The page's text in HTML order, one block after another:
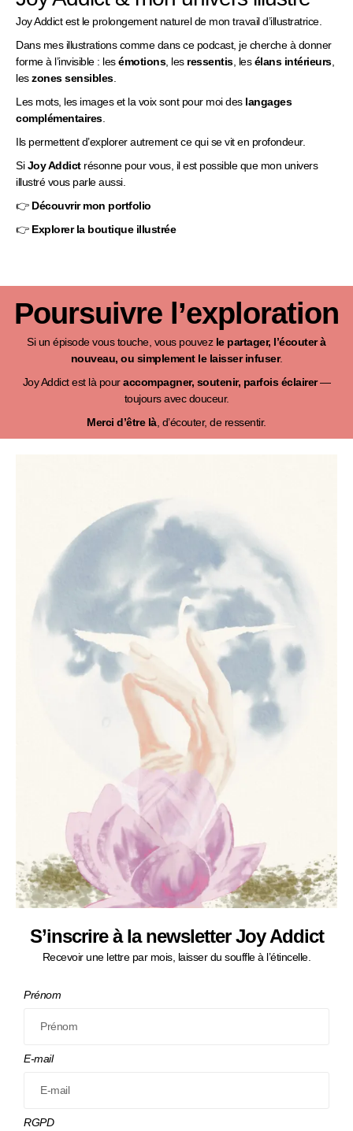
Joy Addict est le prolongement naturel de mon travail d’illustratrice.
Dans mes illustrations comme dans ce podcast, je cherche à donner
forme à l’invisible : lesémotions, les ressentis, lesélans intérieurs,
leszones sensibles.
Les mots, les images et la voix sont pour moi des langages
complémentaires.
Ils permettent d’explorer autrement ce qui se vit en profondeur.
SiJoy Addictrésonne pour vous, il est possible que mon univers
illustré vous parle aussi.
👉 Découvrir mon portfolio
👉 Explorer la boutique illustrée
Poursuivre l’exploration
Si un épisode vous touche, vous pouvez le partager, l’écouter à
nouveau, ou simplement le laisser infuser.
Joy Addict est là pouraccompagner, soutenir, parfois éclairer—
toujours avec douceur.
Merci d’être là, d’écouter, de ressentir.
S’inscrire à la newsletter Joy Addict
Recevoir une lettre par mois, laisser du souffle à l’étincelle.
Prénom
E-mail
RGPD